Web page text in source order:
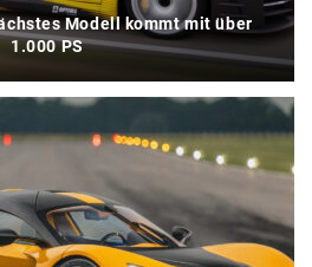
Modell kommt mit über
1.000 PS